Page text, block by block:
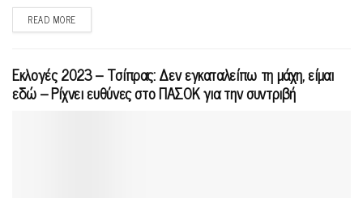
READ MORE
Εκλογές 2023 – Τσίπρας: Δεν εγκαταλείπω τη μάχη, είμαι
εδώ – Ρίχνει ευθύνες στο ΠΑΣΟΚ για την συντριβή